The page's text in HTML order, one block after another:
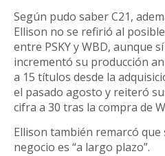
Según pudo saber C21,
Ellison no se refirió al
entre PSKY y WBD, aunque
incrementó su producción
a 15 títulos desde la
el pasado agosto y reiteró
cifra a 30 tras la compra de
Ellison también remarcó
negocio es “a largo plazo”.